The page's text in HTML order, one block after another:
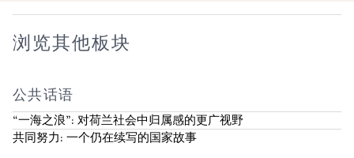
浏览其他板块
公共话语
“一海之浪”: 对荷兰社会中归属感的更广视野
共同努力: 一个仍在续写的国家故事